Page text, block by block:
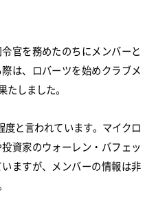
官を務めたのちにメンバーと
は、ロバーツを始めクラブメ
しました。
と言われています。マイクロ
資家のウォーレン・バフェッ
ますが、メンバーの情報は非